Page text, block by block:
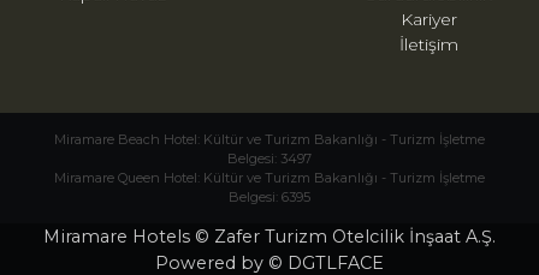
Kariyer
İletişim
Miramare Beach Hotel: Kültür ve Turizm Bakanlığı - Turizm İşletme
Belgesi: 3497
Miramare Queen Hotel: Kültür ve Turizm Bakanlığı - Turizm İşletme
Belgesi: 6395
Miramare Hotels © Zafer Turizm Otelcilik İnşaat A.Ş.
Powered by © DGTLFACE